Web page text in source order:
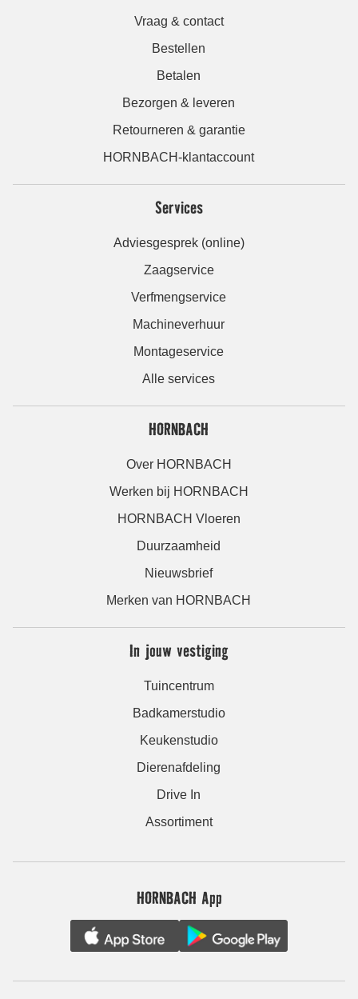
Vraag & contact
Bestellen
Betalen
Bezorgen & leveren
Retourneren & garantie
HORNBACH-klantaccount
Services
Adviesgesprek (online)
Zaagservice
Verfmengservice
Machineverhuur
Montageservice
Alle services
HORNBACH
Over HORNBACH
Werken bij HORNBACH
HORNBACH Vloeren
Duurzaamheid
Nieuwsbrief
Merken van HORNBACH
In jouw vestiging
Tuincentrum
Badkamerstudio
Keukenstudio
Dierenafdeling
Drive In
Assortiment
HORNBACH App